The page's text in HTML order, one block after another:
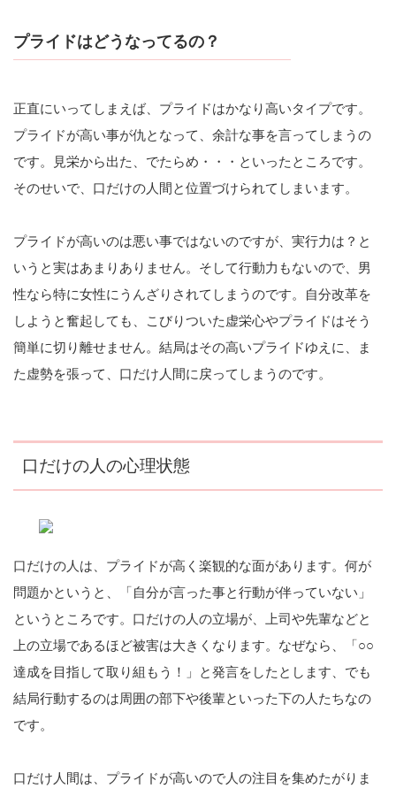
プライドはどうなってるの？
正直にいってしまえば、プライドはかなり高いタイプです。
プライドが高い事が仇となって、余計な事を言ってしまうの
です。見栄から出た、でたらめ・・・といったところです。
そのせいで、口だけの人間と位置づけられてしまいます。
プライドが高いのは悪い事ではないのですが、実行力は？と
いうと実はあまりありません。そして行動力もないので、男
性なら特に女性にうんざりされてしまうのです。自分改革を
しようと奮起しても、こびりついた虚栄心やプライドはそう
簡単に切り離せません。結局はその高いプライドゆえに、ま
た虚勢を張って、口だけ人間に戻ってしまうのです。
口だけの人の心理状態
口だけの人は、プライドが高く楽観的な面があります。何が
問題かというと、「自分が言った事と行動が伴っていない」
というところです。口だけの人の立場が、上司や先輩などと
上の立場であるほど被害は大きくなります。なぜなら、「○○
達成を目指して取り組もう！」と発言をしたとします、でも
結局行動するのは周囲の部下や後輩といった下の人たちなの
です。
口だけ人間は、プライドが高いので人の注目を集めたがりま